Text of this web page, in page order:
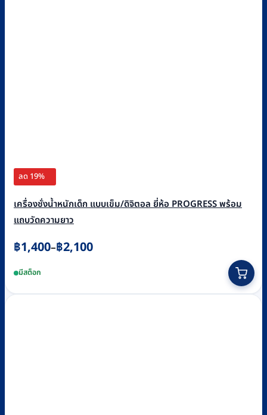
ลด 19%
เครื่องชั่งน้ำหนักเด็ก แบบเข็ม/ดิจิตอล ยี่ห้อ PROGRESS พร้อม
แถบวัดความยาว
฿1,400–฿2,100
Price
฿1,400
through
มีสต็อก
product
has